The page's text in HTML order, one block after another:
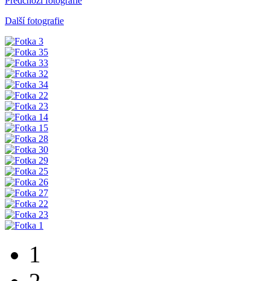
Další fotografie
1